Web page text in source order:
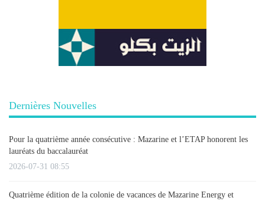
Dernières Nouvelles
Pour la quatrième année consécutive : Mazarine et l’ETAP honorent les
lauréats du baccalauréat
2026-07-31 08:55
Quatrième édition de la colonie de vacances de Mazarine Energy et